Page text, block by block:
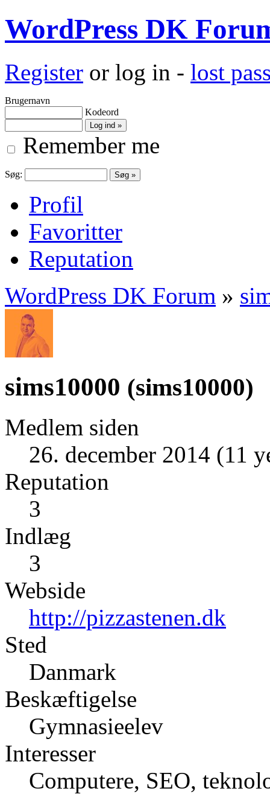
WordPress DK
Register or log in - lost
Brugernavn
Kodeord
Remember me
Søg:
Profil
Favoritter
Reputation
WordPress DK Forum »
sims10000 (sims10000)
Medlem siden
26. december 2014 (11
Reputation
3
Indlæg
3
Webside
http://pizzastenen.dk
Sted
Danmark
Beskæftigelse
Gymnasieelev
Interesser
Computere, SEO,